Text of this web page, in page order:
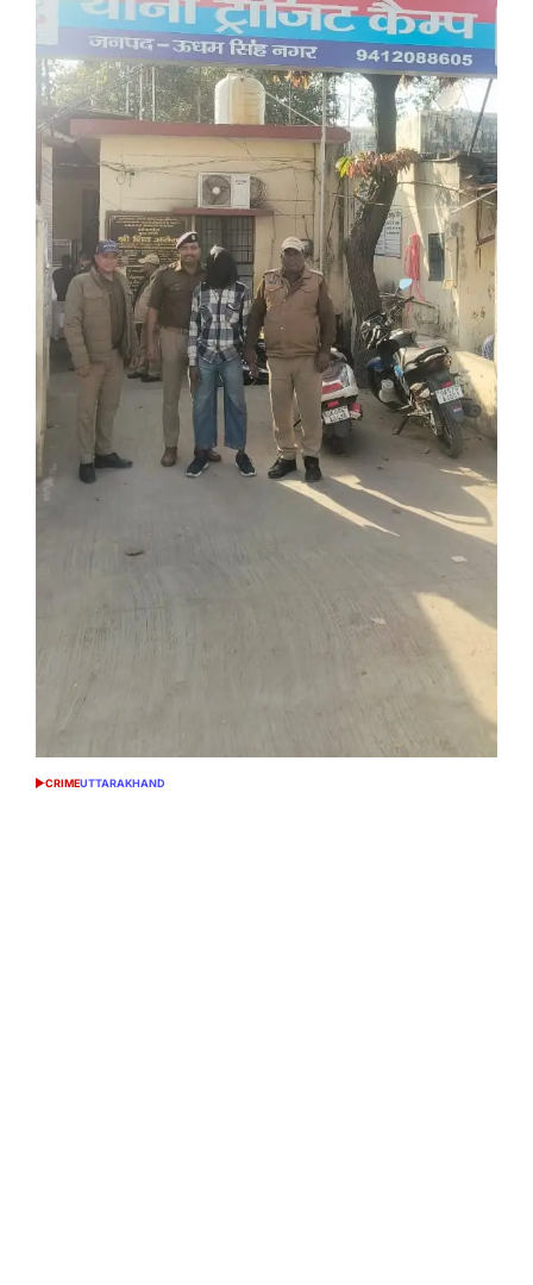
POSTED
CRIMEUTTARAKHAND